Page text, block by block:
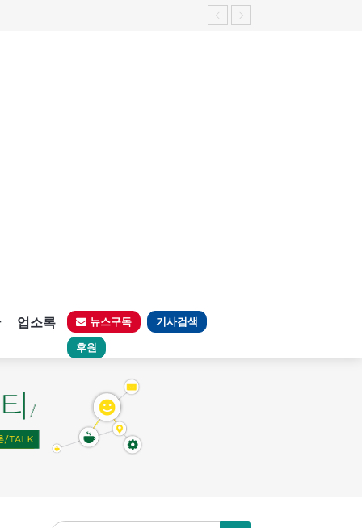
업소록 뉴스구독 기사검색
후원